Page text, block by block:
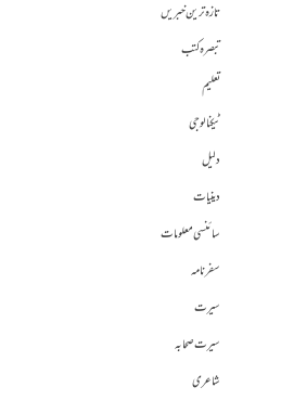
تازہ ترین خبریں
تبصرہ کتب
تعلیم
ٹیکنالوجی
دلیل
دینیات
سائنسی معلومات
سفرنامہ
سیرت
سیرت صحابہ
شاعری